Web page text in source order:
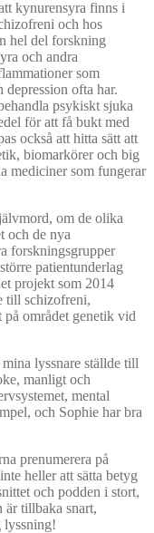
kynurensyra finns i
och hos
hel del forskning
och andra
som
ofta har.
psykiskt sjuka
för att få bukt med
också att hitta sätt att
biomarkörer och big
mediciner som fungerar
om de olika
och de nya
forskningsgrupper
patientunderlag
projekt som 2014
till schizofreni,
på området genetik vid
lyssnare ställde till
manligt och
mental
och Sophie har bra
prenumerera på
heller att sätta betyg
och podden i stort,
är tillbaka snart,
lyssning!